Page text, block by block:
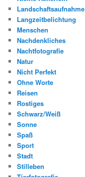
Landschaftsaufnahme
Langzeitbelichtung
Menschen
Nachdenkliches
Nachtfotografie
Natur
Nicht Perfekt
Ohne Worte
Reisen
Rostiges
Schwarz/Weiß
Sonne
Spaß
Sport
Stadt
Stilleben